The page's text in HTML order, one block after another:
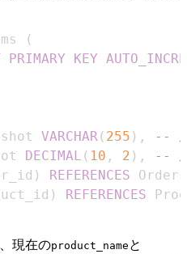
(
PRIMARY KEY
VARCHAR( 255 ) ,
-- 履
DECIMAL ( 10 , 2 ) ,
-- 履
) REFERENCES Orders
) REFERENCES
現在のproduct_name と